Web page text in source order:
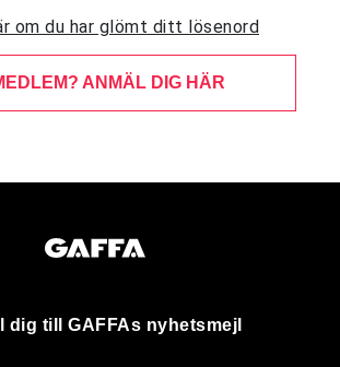
om du har glömt ditt lösenord
ANMÄL DIG HÄR
dig till GAFFAs nyhetsmejl